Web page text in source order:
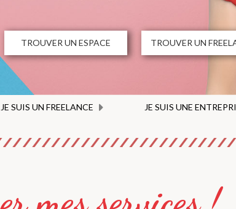
TROUVER UN ESPACE TROUVER UN
JE SUIS UN FREELANCE JE SUIS UNE